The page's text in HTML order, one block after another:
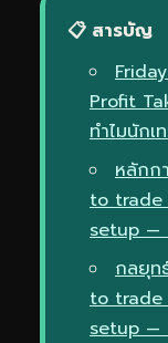
📋 สารบัญ
Profit
ทำไมนัก
หลักก
to trade
setup —
กลยุท
to trade
setup —